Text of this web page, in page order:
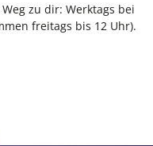
zu dir: Werktags bei
freitags bis 12 Uhr).